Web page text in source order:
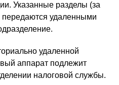
Указанные разделы (за
удаленными
удаленной
аппарат подлежит
налоговой службы.